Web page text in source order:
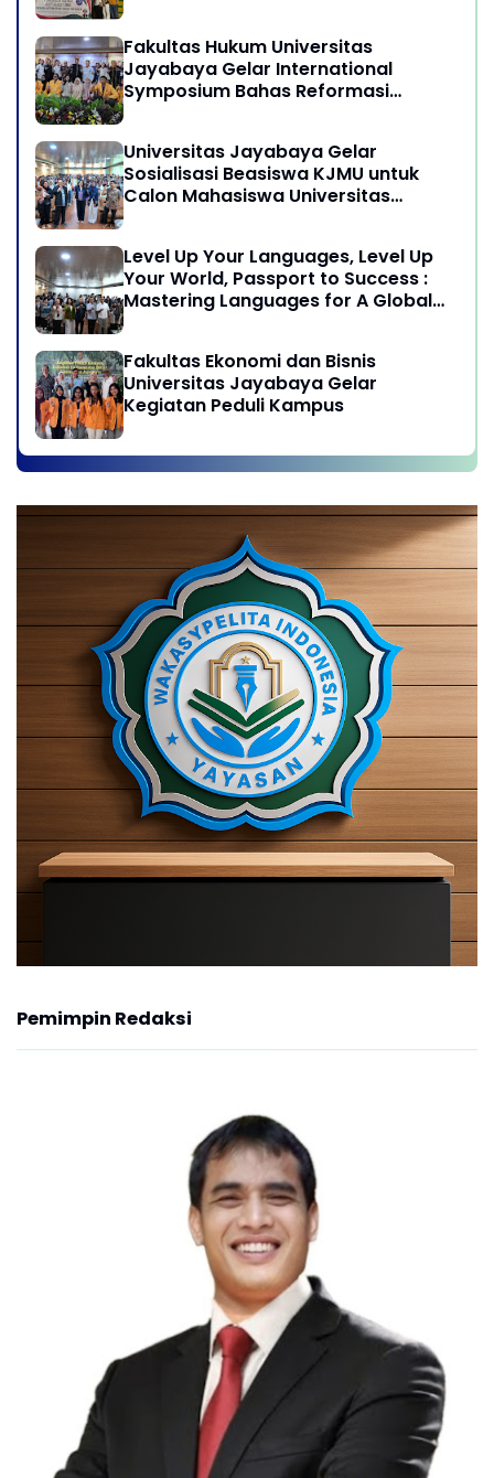
Sukamandi Masagi - Kabupaten
Subang, Jawa Barat
Fakultas Hukum Universitas
Jayabaya Gelar International
Symposium Bahas Reformasi
Universitas Jayabaya Gelar
Sosialisasi Beasiswa KJMU untuk
Calon Mahasiswa Universitas
Level Up Your Languages, Level Up
Your World, Passport to Success :
Mastering Languages for A Global
Fakultas Ekonomi dan Bisnis
Universitas Jayabaya Gelar
Kegiatan Peduli Kampus
Pemimpin Redaksi